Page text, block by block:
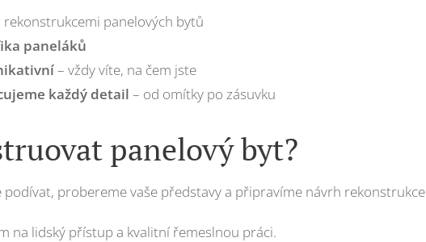
rekonstrukcemi panelových bytů
paneláků
– vždy víte, na čem jste
každý detail – od omítky po zásuvku
panelový byt?
podívat, probereme vaše představy a připravíme návrh rekonstrukce
na lidský přístup a kvalitní řemeslnou práci.